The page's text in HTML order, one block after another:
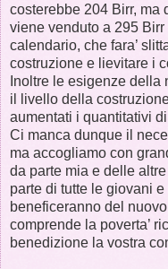
costerebbe 204 Birr, ma
viene venduto a 295
calendario, che fara’
costruzione e lievitare i
Inoltre le esigenze
il livello della
aumentati i quantitativi
Ci manca dunque il
ma accogliamo con
da parte mia e delle
parte di tutte le giovani
beneficeranno del
comprende la poverta’
benedizione la vostra